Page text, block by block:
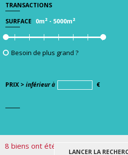
TRANSACTIONS
SURFACE 0m² - 5000m²
Besoin de plus grand ?
PRIX > inférieur à €
8 biens ont été trouvés pour votre